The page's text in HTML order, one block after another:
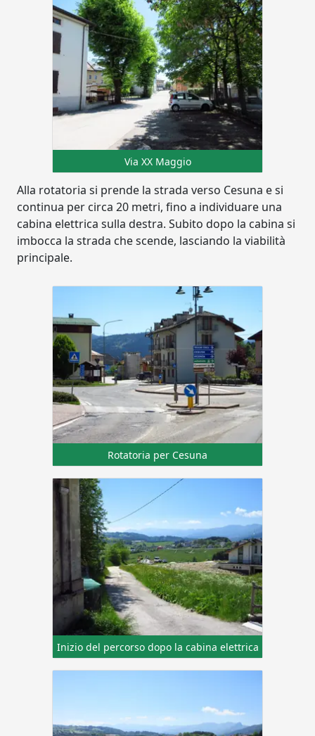
Via XX Maggio
Alla rotatoria si prende la strada verso Cesuna e si
continua per circa 20 metri, fino a individuare una
cabina elettrica sulla destra. Subito dopo la cabina si
imbocca la strada che scende, lasciando la viabilità
principale.
Rotatoria per Cesuna
Inizio del percorso dopo la cabina elettrica